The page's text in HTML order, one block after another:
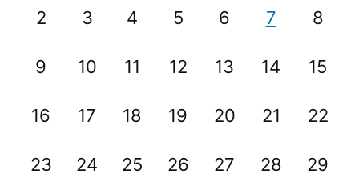
2 3 4 5 6 7 8
9 10 11 12 13 14 15
16 17 18 19 20 21 22
23 24 25 26 27 28 29